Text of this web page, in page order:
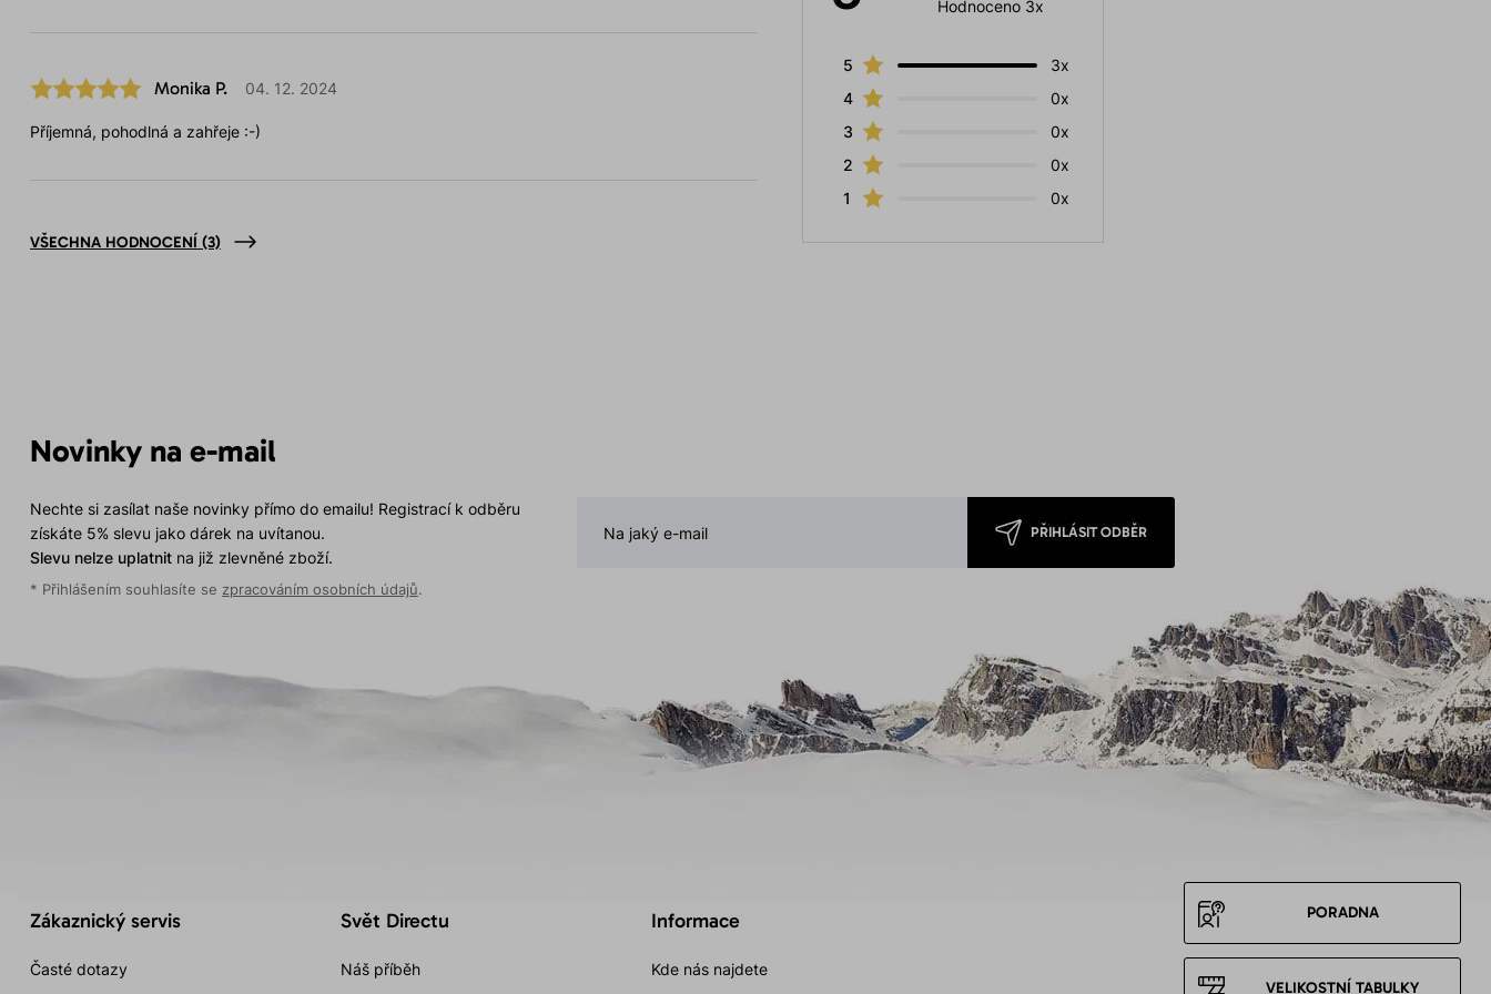
Hodnoceno 3x
5
3x
4
0x
3
0x
2
0x
1
0x
Monika P. 04. 12. 2024
Příjemná, pohodlná a zahřeje :-)
VŠECHNA HODNOCENÍ (3)
Novinky na e-mail
Nechte si zasílat naše novinky přímo do emailu! Registrací k odběru
získáte 5% slevu jako dárek na uvítanou.
Slevu nelze uplatnitna již zlevněné zboží.
* Přihlášením souhlasíte se zpracováním osobních údajů.
PŘIHLÁSIT ODBĚR
Zákaznický servis
Časté dotazy
Svět Directu
Náš příběh
Informace
Kde nás najdete
PORADNA
VELIKOSTNÍ TABULKY